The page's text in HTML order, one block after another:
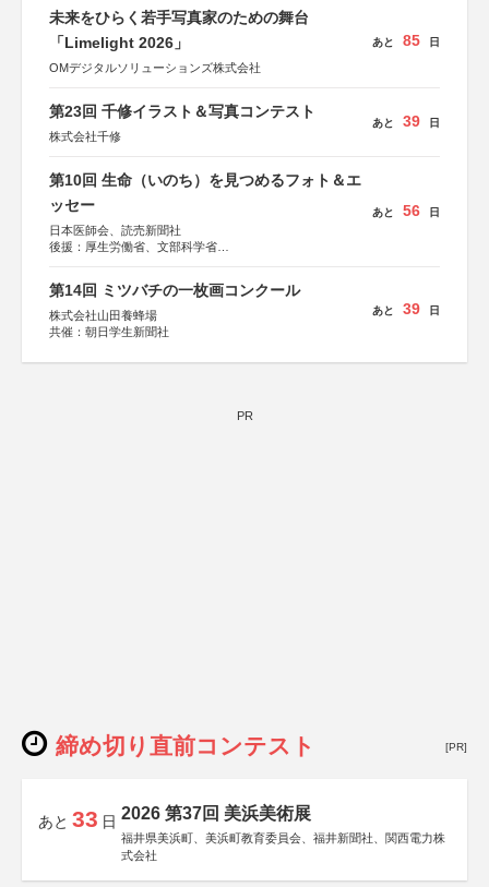
未来をひらく若手写真家のための舞台
「Limelight 2026」
OMデジタルソリューションズ株式会社
あと 85 日
第23回 千修イラスト＆写真コンテスト
株式会社千修
あと 39 日
第10回 生命（いのち）を見つめるフォト＆エ
ッセー
日本医師会、読売新聞社
後援：厚生労働省、文部科学省
あと 56 日
第14回 ミツバチの一枚画コンクール
株式会社山田養蜂場
共催：朝日学生新聞社
あと 39 日
PR
締め切り直前コンテスト [PR]
あと 33 日 2026 第37回 美浜美術展
福井県美浜町、美浜町教育委員会、福井新聞社、関西電力株
式会社